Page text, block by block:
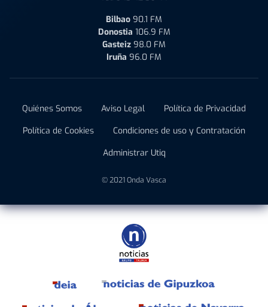
Bilbao 90.1 FM
Donostia 106.9 FM
Gasteiz 98.0 FM
Iruña 96.0 FM
Quiénes Somos Aviso Legal
Política de Privacidad
Política de Cookies
Condiciones de uso y Contratación
Administrar Utiq
© 2021 Onda Vasca